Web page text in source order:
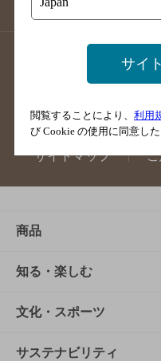
店舗登録方法のご案内
掲載
サイトマップ
商品
商品TOP
商品一覧
商品発売情報
知る・楽しむ
知る・楽しむTOP
キャンペーン
文化・スポーツ
文化・スポーツTOP
サステナビリティ
サイ
閲覧することにより、 利用
び Cookie の使用に同意した